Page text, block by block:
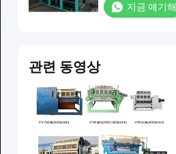
지금 얘기해
관련 동영상